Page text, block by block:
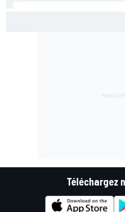
Téléchargez